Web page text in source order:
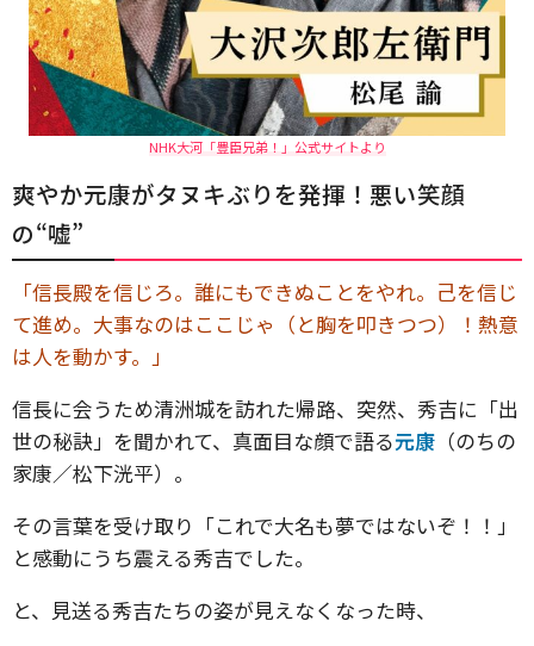
NHK大河「豊臣兄弟！」公式サイトより
爽やか元康がタヌキぶりを発揮！悪い笑顔
の“嘘”
「信長殿を信じろ。誰にもできぬことをやれ。己を信じ
て進め。大事なのはここじゃ（と胸を叩きつつ）！熱意
は人を動かす。」
信長に会うため清洲城を訪れた帰路、突然、秀吉に「出
世の秘訣」を聞かれて、真面目な顔で語る元康 （のちの
家康／松下洸平）。
その言葉を受け取り「これで大名も夢ではないぞ！！」
と感動にうち震える秀吉でした。
と、見送る秀吉たちの姿が見えなくなった時、